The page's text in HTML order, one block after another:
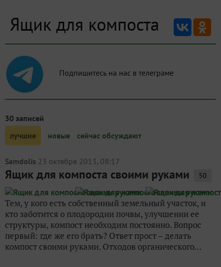
Ящик для компоста
Подпишитесь на нас в телеграме
30 записей
лучшие
новые сейчас обсуждают
Samdolis 23 октября 2013, 08:17
Ящик для компоста своими руками 50
Тем, у кого есть собственный земельный участок, и
кто заботится о плодородии почвы, улучшении ее
структуры, компост необходим постоянно. Вопрос
первый: где же его брать? Ответ прост – делать
компост своими руками. Отходов органического...